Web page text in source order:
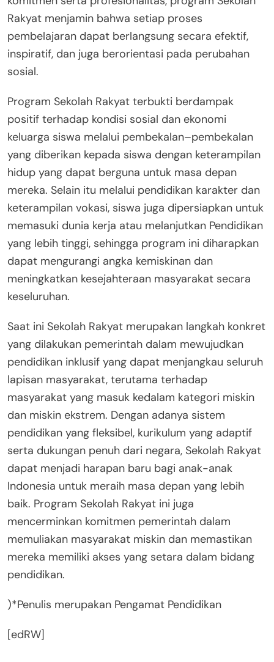
Rakyat menjamin bahwa setiap proses
pembelajaran dapat berlangsung secara efektif,
inspiratif, dan juga berorientasi pada perubahan
sosial.
Program Sekolah Rakyat terbukti berdampak
positif terhadap kondisi sosial dan ekonomi
keluarga siswa melalui pembekalan–pembekalan
yang diberikan kepada siswa dengan keterampilan
hidup yang dapat berguna untuk masa depan
mereka. Selain itu melalui pendidikan karakter dan
keterampilan vokasi, siswa juga dipersiapkan untuk
memasuki dunia kerja atau melanjutkan Pendidikan
yang lebih tinggi, sehingga program ini diharapkan
dapat mengurangi angka kemiskinan dan
meningkatkan kesejahteraan masyarakat secara
keseluruhan.
Saat ini Sekolah Rakyat merupakan langkah konkret
yang dilakukan pemerintah dalam mewujudkan
pendidikan inklusif yang dapat menjangkau seluruh
lapisan masyarakat, terutama terhadap
masyarakat yang masuk kedalam kategori miskin
dan miskin ekstrem. Dengan adanya sistem
pendidikan yang fleksibel, kurikulum yang adaptif
serta dukungan penuh dari negara, Sekolah Rakyat
dapat menjadi harapan baru bagi anak-anak
Indonesia untuk meraih masa depan yang lebih
baik. Program Sekolah Rakyat ini juga
mencerminkan komitmen pemerintah dalam
memuliakan masyarakat miskin dan memastikan
mereka memiliki akses yang setara dalam bidang
pendidikan.
)*Penulis merupakan Pengamat Pendidikan
[edRW]